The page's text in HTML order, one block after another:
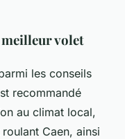
volet
les conseils
recommandé
au climat local,
Caen, ainsi